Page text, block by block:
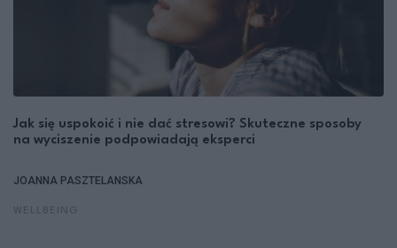
Jak się uspokoić i nie dać stresowi? Skuteczne sposoby
na wyciszenie podpowiadają eksperci
JOANNA PASZTELANSKA